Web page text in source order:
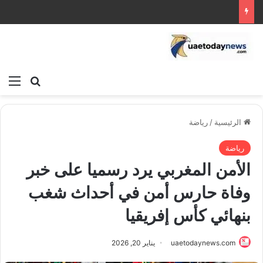
بحث
الرئيسية / رياضة
رياضة
الأمن المغربي يرد رسميا على خبر
وفاة حارس أمن في أحداث شغب
بنهائي كأس إفريقيا
uaetodaynews.com يناير 20, 2026